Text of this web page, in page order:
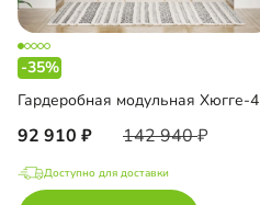
-35%
Гардеробная модульная Хюгге-4
92 910 142 940
Доступно для доставки